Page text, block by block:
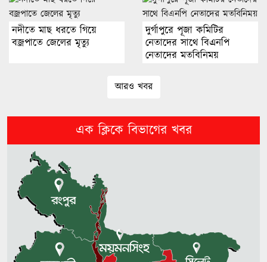
নাটোরে বিমানমন্ত্রী ও হুইপের পথসভা
থেকে উদ্ধার অস্ত্রটি খেলনা পিস্তল
ওসমানীনগর দুর্ঘটনা: দুই চালকই
পলাতক, চলছে পুলিশি অভিযান
টাঙ্গুয়ার হাওরে গোসলে নেমে পর্যটকের
মৃত্যু
নওগাঁ জেলা বিএনপির নেতাদের সঙ্গে
রিজভীর মতবিনিময়
শেখ হাসিনা ডিসেম্বরে দেশে ফিরে
আইনি পথে হাঁটুক: আইনমন্ত্রী
নদীতে মাছ ধরতে গিয়ে
বজ্রপাতে জেলের মৃত্যু
দুর্গাপুরে পূজা কমিটির
নেতাদের সাথে বিএনপি
নেতাদের মতবিনিময়
আরও খবর
এক ক্লিকে বিভাগের খবর